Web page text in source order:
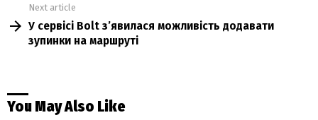
Next article
У сервісі Bolt з’явилася можливість додавати
зупинки на маршруті
You May Also Like